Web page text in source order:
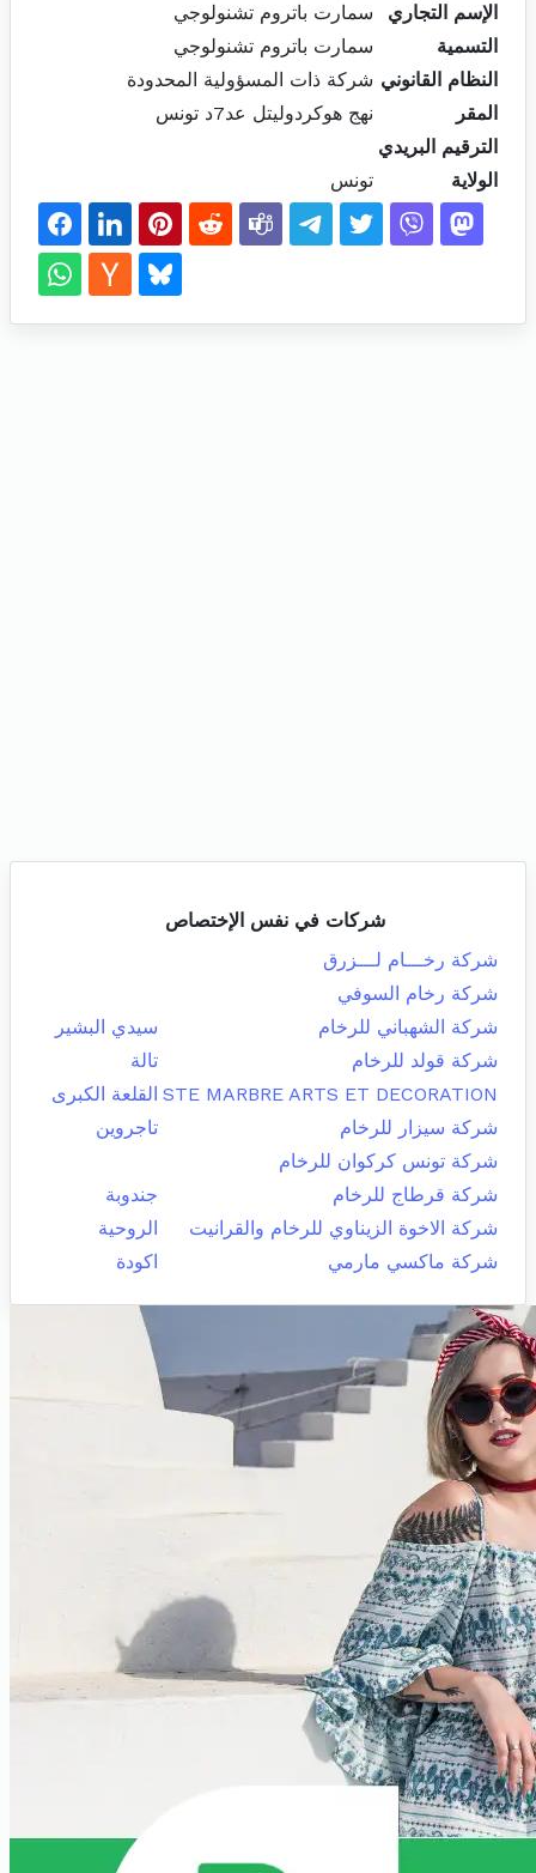
الإسم التجاري
سمارت باتروم تشنولوجي
التسمية
سمارت باتروم تشنولوجي
النظام القانوني شركة ذات المسؤولية المحدودة
المقر
نهج هوكردوليتل عد7د تونس
الترقيم البريدي
الولاية
تونس
شركات في نفس الإختصاص
شركة رخـــام لـــزرق
شركة رخام السوفي
شركة الشهباني للرخام
سيدي البشير
شركة قولد للرخام
تالة
STE MARBRE ARTS ET DECORATION القلعة الكبرى
شركة سيزار للرخام
تاجروين
شركة تونس كركوان للرخام
شركة قرطاج للرخام
جندوبة
شركة الاخوة الزيناوي للرخام والقرانيت
الروحية
شركة ماكسي مارمي
اكودة